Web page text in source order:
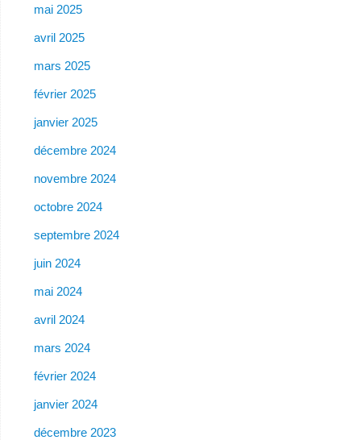
mai 2025
avril 2025
mars 2025
février 2025
janvier 2025
décembre 2024
novembre 2024
octobre 2024
septembre 2024
juin 2024
mai 2024
avril 2024
mars 2024
février 2024
janvier 2024
décembre 2023